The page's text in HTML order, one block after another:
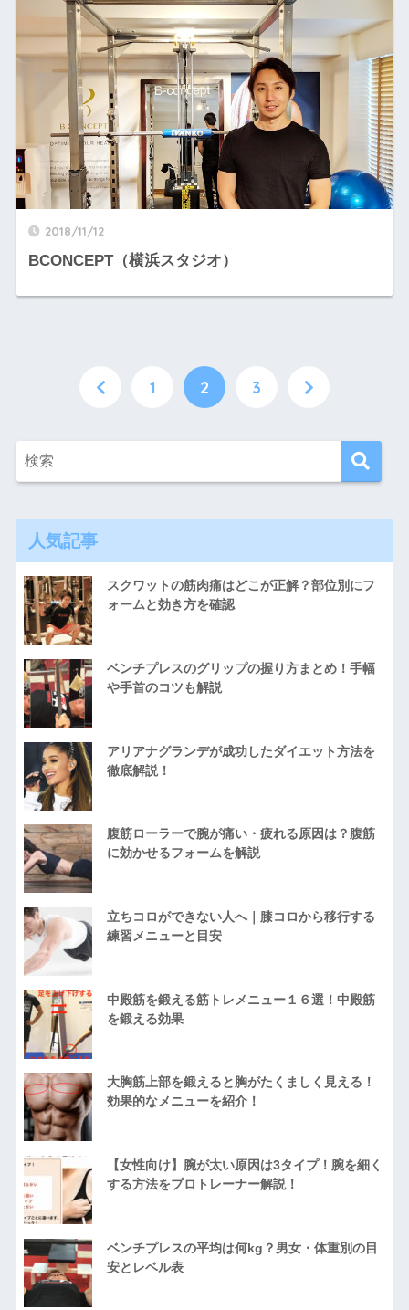
2018/11/12
BCONCEPT（横浜スタジオ）
1 2 3
人気記事
スクワットの筋肉痛はどこが正解？部位別にフ
ォームと効き方を確認
ベンチプレスのグリップの握り方まとめ！手幅
や手首のコツも解説
アリアナグランデが成功したダイエット方法を
徹底解説！
腹筋ローラーで腕が痛い・疲れる原因は？腹筋
に効かせるフォームを解説
立ちコロができない人へ｜膝コロから移行する
練習メニューと目安
中殿筋を鍛える筋トレメニュー１６選！中殿筋
を鍛える効果
大胸筋上部を鍛えると胸がたくましく見える！
効果的なメニューを紹介！
【女性向け】腕が太い原因は3タイプ！腕を細く
する方法をプロトレーナー解説！
ベンチプレスの平均は何kg？男女・体重別の目
安とレベル表